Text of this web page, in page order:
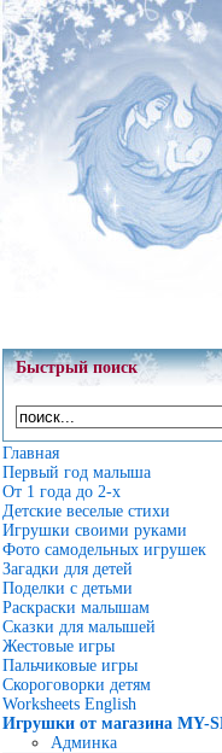
Быстрый поиск
Главная
Первый год малыша
От 1 года до 2-х
Детские веселые стихи
Игрушки своими руками
Фото самодельных игрушек
Загадки для детей
Поделки с детьми
Раскраски малышам
Сказки для малышей
Жестовые игры
Пальчиковые игры
Скороговорки детям
Worksheets English
Игрушки от магазина MY-
Админка